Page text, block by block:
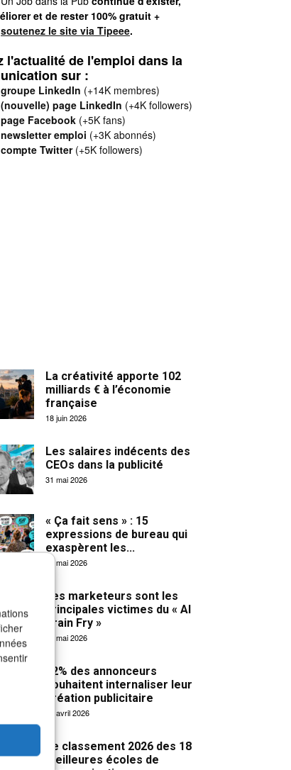
et de rester 100% gratuit +
soutenez le site via Tipeee.
l'actualité de l'emploi dans la
sur :
LinkedIn (+14K membres)
page LinkedIn (+4K followers)
Facebook (+5K fans)
emploi (+3K abonnés)
Twitter(+5K followers)
La créativité apporte 102
milliards € à l’économie
française
18 juin 2026
Les salaires indécents des
CEOs dans la publicité
31 mai 2026
« Ça fait sens » : 15
expressions de bureau qui
exaspèrent les...
27 mai 2026
Les marketeurs sont les
principales victimes du « AI
Brain Fry »
19 mai 2026
32% des annonceurs
souhaitent internaliser leur
création publicitaire
15 avril 2026
Le classement 2026 des 18
meilleures écoles de